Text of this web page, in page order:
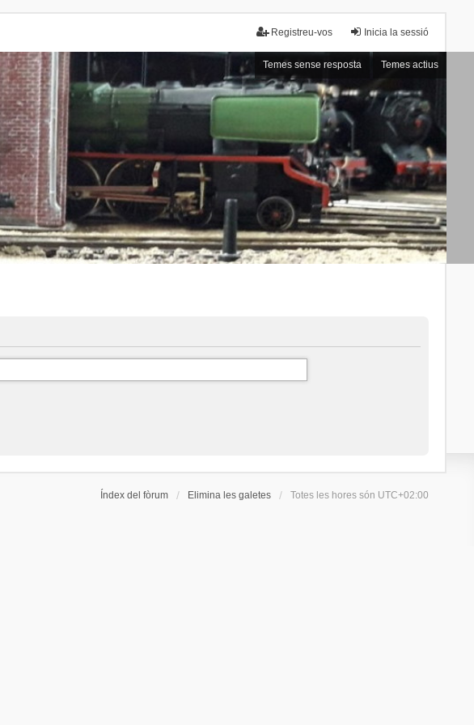
Inicia la sessió
Registreu-vos
Temes sense resposta Temes actius
Índex del fòrum Elimina les galetes Totes les hores són UTC+02:00